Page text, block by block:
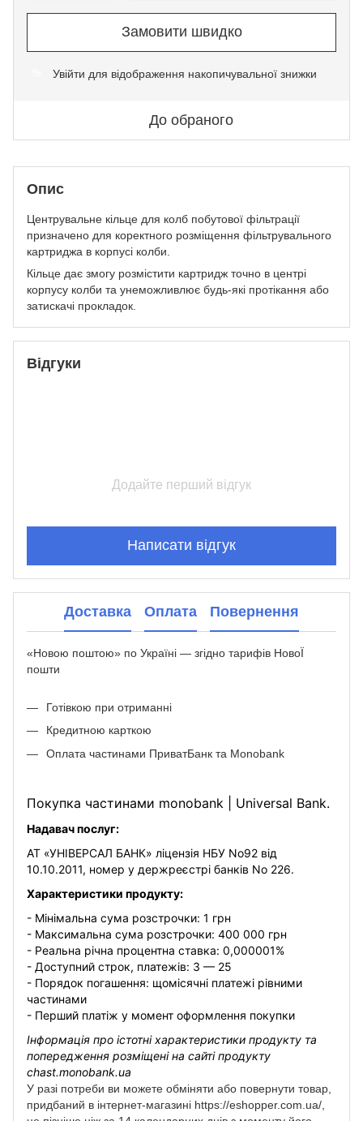
Замовити швидко
Увійти для відображення накопичувальної знижки
До обраного
Опис
Центрувальне кільце для колб побутової фільтрації
призначено для коректного розміщення фільтрувального
картриджа в корпусі колби.
Кільце дає змогу розмістити картридж точно в центрі
корпусу колби та унеможливлює будь-які протікання або
затискачі прокладок.
Відгуки
Додайте перший відгук
Написати відгук
Доставка Оплата Повернення
«Новою поштою» по Україні — згідно тарифів НовоЇ
пошти
Готівкою при отриманні
Кредитною карткою
Оплата частинами ПриватБанк та Monobank
Покупка частинами monobank | Universal Bank.
Надавач послуг:
АТ «УНІВЕРСАЛ БАНК» ліцензія НБУ No92 від
10.10.2011, номер у держреєстрі банків No 226.
Характеристики продукту:
- Мінімальна сума розстрочки: 1 грн
- Максимальна сума розстрочки: 400 000 грн
- Реальна річна процентна ставка: 0,000001%
- Доступний строк, платежів: 3 — 25
- Порядок погашення: щомісячні платежі рівними
частинами
- Перший платіж у момент оформлення покупки
Інформація про істотні характеристики продукту та
попередження розміщені на сайті продукту
chast.monobank.ua
У разі потреби ви можете обміняти або повернути товар,
придбаний в інтернет-магазині https://eshopper.com.ua/,